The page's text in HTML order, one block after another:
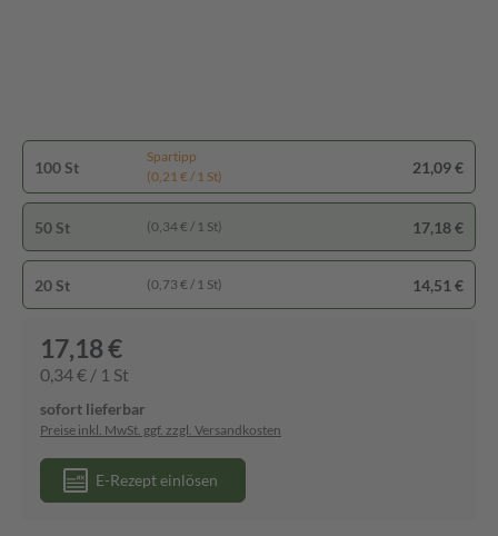
100 St
Spartipp
(0,21 € / 1 St)
21,09 €
50 St (0,34 € / 1 St) 17,18 €
20 St (0,73 € / 1 St) 14,51 €
17,18 €
0,34 € / 1 St
sofort lieferbar
Preise inkl. MwSt. ggf. zzgl. Versandkosten
E-Rezept einlösen